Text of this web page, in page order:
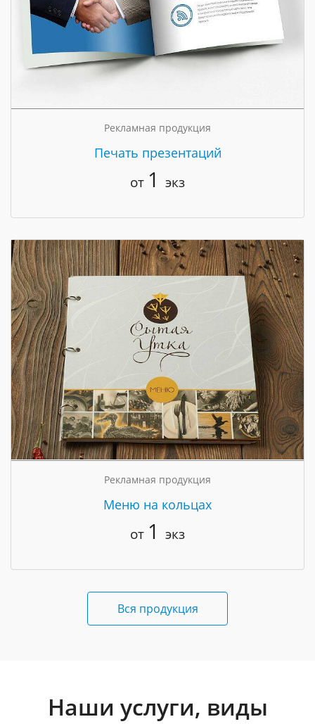
Рекламная продукция
Печать презентаций
от 1 экз
Рекламная продукция
Меню на кольцах
от 1 экз
Вся продукция
Наши услуги, виды